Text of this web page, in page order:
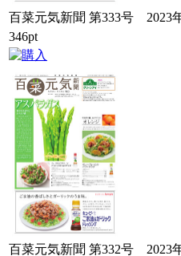
百菜元気新聞 第333号 2023
346pt
百菜元気新聞 第332号 2023